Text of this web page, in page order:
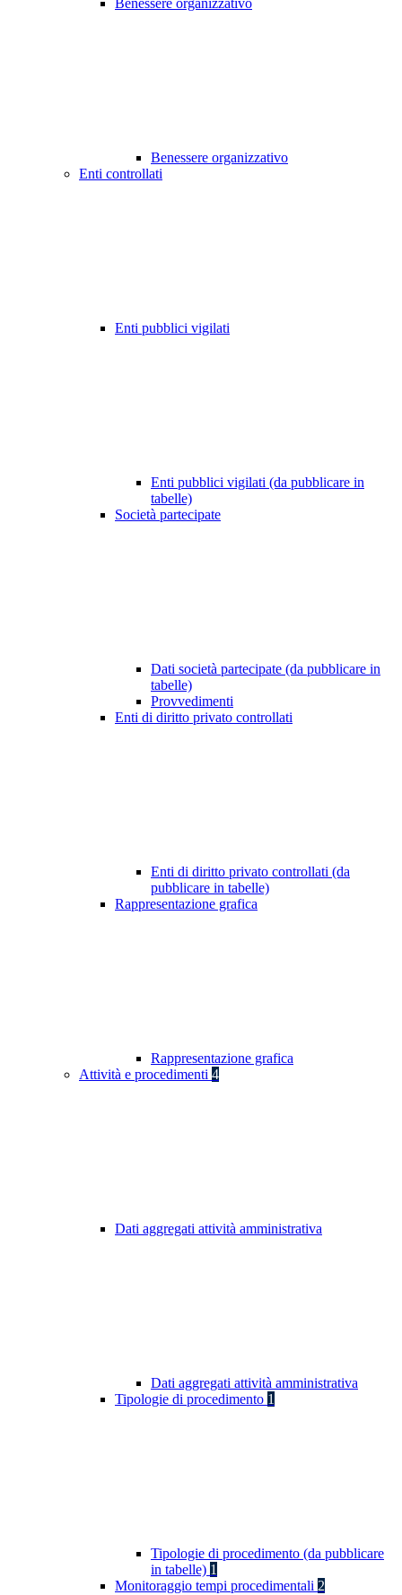
Benessere organizzativo
Benessere organizzativo
Enti controllati
Enti pubblici vigilati
Enti pubblici vigilati (da pubblicare in
tabelle)
Società partecipate
Dati società partecipate (da pubblicare in
tabelle)
Provvedimenti
Enti di diritto privato controllati
Enti di diritto privato controllati (da
pubblicare in tabelle)
Rappresentazione grafica
Rappresentazione grafica
Attività e procedimenti 4
Dati aggregati attività amministrativa
Dati aggregati attività amministrativa
Tipologie di procedimento 1
Tipologie di procedimento (da pubblicare
in tabelle) 1
Monitoraggio tempi procedimentali 2